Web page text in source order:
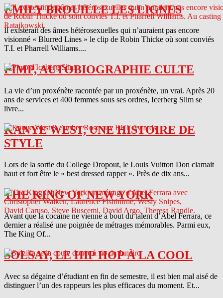
EMILY BROUILLE LES LIGNES
Il existerait des âmes hétérosexuelles qui n’auraient pas encore
visionné « Blurred Lines » le clip de Robin Thicke où sont conviés
T.I. et Pharrell Williams....
PIMP, AUTOBIOGRAPHIE CULTE
La vie d’un proxénète racontée par un proxénète, un vrai. Après 20
ans de services et 400 femmes sous ses ordres, Icerberg Slim se
livre...
KANYE WEST, UNE HISTOIRE DE
STYLE
Lors de la sortie du College Dropout, le Louis Vuitton Don clamait
haut et fort être le « best dressed rapper ». Près de dix ans...
THE KING OF NEW YORK
Avant que la cocaïne ne vienne à bout du talent d’Abel Ferrara, ce
dernier a réalisé une poignée de métrages mémorables. Parmi eux,
The King Of...
SOLSAY, LE HIP HOP À LA COOL
Avec sa dégaine d’étudiant en fin de semestre, il est bien mal aisé de
distinguer l’un des rappeurs les plus efficaces du moment. Et...